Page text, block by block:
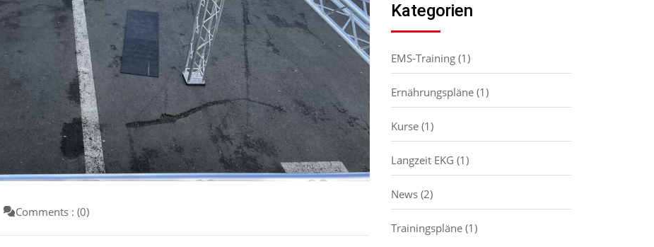
Comments : (0)
Kategorien
EMS-Training (1)
Ernährungspläne (1)
Kurse (1)
Langzeit EKG (1)
News (2)
Trainingspläne (1)